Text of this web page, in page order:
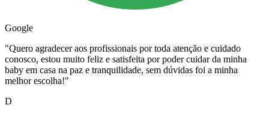
Google
"Quero agradecer aos profissionais por toda atenção e cuidado
conosco, estou muito feliz e satisfeita por poder cuidar da minha
baby em casa na paz e tranquilidade, sem dúvidas foi a minha
melhor escolha!"
D